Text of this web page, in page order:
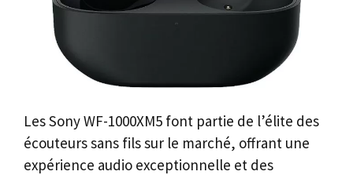
Les Sony WF-1000XM5 font partie de l’élite des
écouteurs sans fils sur le marché, offrant une
expérience audio exceptionnelle et des